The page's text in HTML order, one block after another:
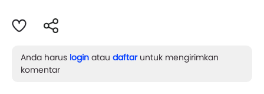
Anda harus login atau daftaruntuk mengirimkan
komentar